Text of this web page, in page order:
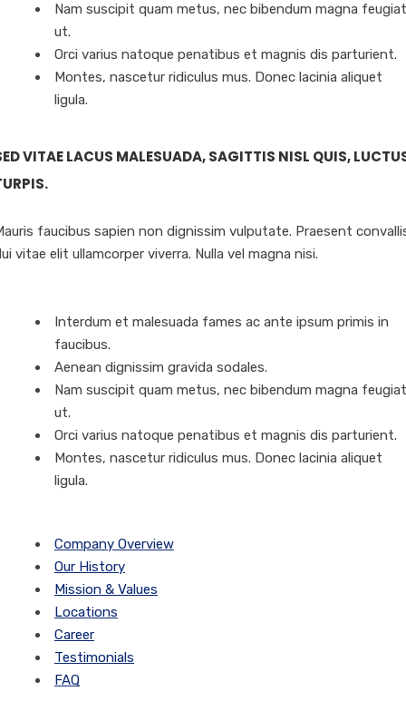
Nam suscipit quam metus, nec bibendum magna feugiat
ut.
Orci varius natoque penatibus et magnis dis parturient.
Montes, nascetur ridiculus mus. Donec lacinia aliquet
ligula.
VITAE LACUS MALESUADA, SAGITTIS NISL QUIS,
faucibus sapien non dignissim vulputate. Praesent
vitae elit ullamcorper viverra. Nulla vel magna nisi.
Interdum et malesuada fames ac ante ipsum primis in
faucibus.
Aenean dignissim gravida sodales.
Nam suscipit quam metus, nec bibendum magna feugiat
ut.
Orci varius natoque penatibus et magnis dis parturient.
Montes, nascetur ridiculus mus. Donec lacinia aliquet
ligula.
Company Overview
Our History
Mission & Values
Locations
Career
Testimonials
FAQ